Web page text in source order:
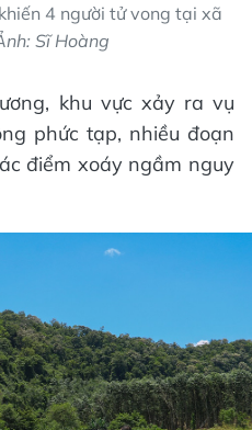
4 người tử vong tại xã
Sĩ Hoàng
khu vực xảy ra vụ
phức tạp, nhiều đoạn
điểm xoáy ngầm nguy